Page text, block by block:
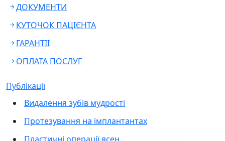
ДОКУМЕНТИ
КУТОЧОК ПАЦІЄНТА
ГАРАНТІЇ
ОПЛАТА ПОСЛУГ
Публікації
Видалення зубів мудрості
Протезування на імплантантах